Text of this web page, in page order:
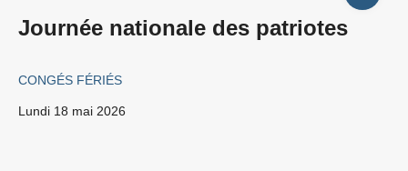
Journée nationale des patriotes
CONGÉS FÉRIÉS
lundi 18 mai 2026